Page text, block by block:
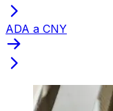
ADA a CNY